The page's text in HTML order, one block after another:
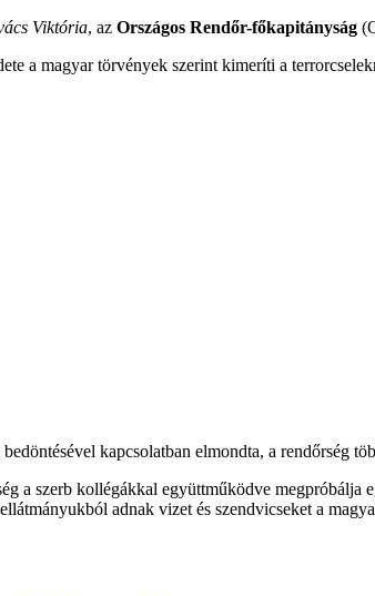
Viktória, az Országos Rendőr-főkapitányság
a magyar törvények szerint kimeríti a
kapcsolatban elmondta, a rendőrség
a szerb kollégákkal együttműködve
adnak vizet és szendvicseket a